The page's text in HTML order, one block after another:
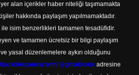
alan içerikler haber niteliği taşımamakta
hakkında paylaşım yapılmamaktadır.
isim benzerlikleri tamamen tesadüfidir.
ve tamamen ücretsiz bir bilgi paylaşım
yasal düzenlemelere aykırı olduğunu
backlinkpanelicomtr@gmail.com adresine